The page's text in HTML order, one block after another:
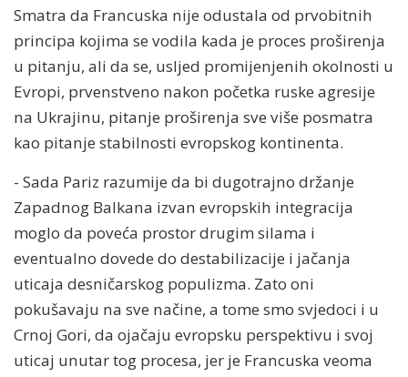
Smatra da Francuska nije odustala od prvobitnih
principa kojima se vodila kada je proces proširenja
u pitanju, ali da se, usljed promijenjenih okolnosti u
Evropi, prvenstveno nakon početka ruske agresije
na Ukrajinu, pitanje proširenja sve više posmatra
kao pitanje stabilnosti evropskog kontinenta.
- Sada Pariz razumije da bi dugotrajno držanje
Zapadnog Balkana izvan evropskih integracija
moglo da poveća prostor drugim silama i
eventualno dovede do destabilizacije i jačanja
uticaja desničarskog populizma. Zato oni
pokušavaju na sve načine, a tome smo svjedoci i u
Crnoj Gori, da ojačaju evropsku perspektivu i svoj
uticaj unutar tog procesa, jer je Francuska veoma